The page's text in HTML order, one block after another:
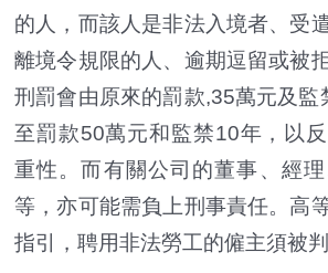
的人，而該人是非法入境者、受
離境令規限的人、逾期逗留或被
刑罰會由原來的罰款,35萬元及監
至罰款50萬元和監禁10年，以
重性。而有關公司的董事、經
等，亦可能需負上刑事責任。高
指引，聘用非法勞工的僱主須被判